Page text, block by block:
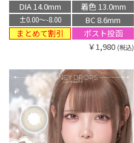
DIA 14.0mm
着色 13.0mm
±0.00〜-8.00
BC 8.6mm
まとめて割引
ポスト投函
￥1,980 (税込)